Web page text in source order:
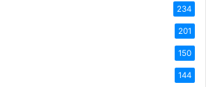
234
201
150
144